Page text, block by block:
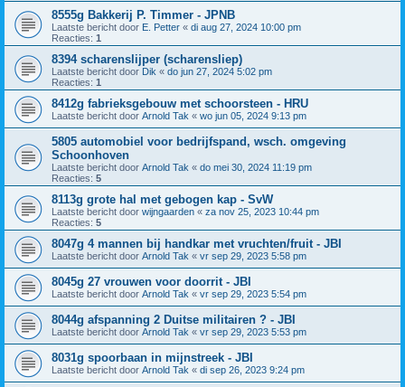
8555g Bakkerij P. Timmer - JPNB
Laatste bericht door E. Petter « di aug 27, 2024 10:00 pm
Reacties: 1
8394 scharenslijper (scharensliep)
Laatste bericht door Dik « do jun 27, 2024 5:02 pm
Reacties: 1
8412g fabrieksgebouw met schoorsteen - HRU
Laatste bericht door Arnold Tak « wo jun 05, 2024 9:13 pm
5805 automobiel voor bedrijfspand, wsch. omgeving
Schoonhoven
Laatste bericht door Arnold Tak « do mei 30, 2024 11:19 pm
Reacties: 5
8113g grote hal met gebogen kap - SvW
Laatste bericht door wijngaarden « za nov 25, 2023 10:44 pm
Reacties: 5
8047g 4 mannen bij handkar met vruchten/fruit - JBI
Laatste bericht door Arnold Tak « vr sep 29, 2023 5:58 pm
8045g 27 vrouwen voor doorrit - JBI
Laatste bericht door Arnold Tak « vr sep 29, 2023 5:54 pm
8044g afspanning 2 Duitse militairen ? - JBI
Laatste bericht door Arnold Tak « vr sep 29, 2023 5:53 pm
8031g spoorbaan in mijnstreek - JBI
Laatste bericht door Arnold Tak « di sep 26, 2023 9:24 pm